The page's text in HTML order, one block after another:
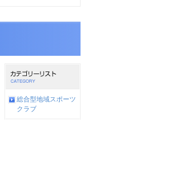
総合型地域スポーツ
クラブ